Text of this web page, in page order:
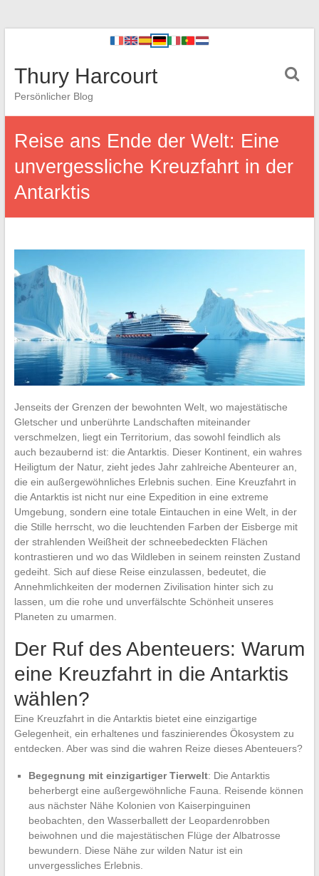
Thury Harcourt
Persönlicher Blog
Reise ans Ende der Welt: Eine
unvergessliche Kreuzfahrt in der
Antarktis
Jenseits der Grenzen der bewohnten Welt, wo majestätische
Gletscher und unberührte Landschaften miteinander
verschmelzen, liegt ein Territorium, das sowohl feindlich als
auch bezaubernd ist: die Antarktis. Dieser Kontinent, ein wahres
Heiligtum der Natur, zieht jedes Jahr zahlreiche Abenteurer an,
die ein außergewöhnliches Erlebnis suchen. Eine Kreuzfahrt in
die Antarktis ist nicht nur eine Expedition in eine extreme
Umgebung, sondern eine totale Eintauchen in eine Welt, in der
die Stille herrscht, wo die leuchtenden Farben der Eisberge mit
der strahlenden Weißheit der schneebedeckten Flächen
kontrastieren und wo das Wildleben in seinem reinsten Zustand
gedeiht. Sich auf diese Reise einzulassen, bedeutet, die
Annehmlichkeiten der modernen Zivilisation hinter sich zu
lassen, um die rohe und unverfälschte Schönheit unseres
Planeten zu umarmen.
Der Ruf des Abenteuers: Warum
eine Kreuzfahrt in die Antarktis
wählen?
Eine Kreuzfahrt in die Antarktis bietet eine einzigartige
Gelegenheit, ein erhaltenes und faszinierendes Ökosystem zu
entdecken. Aber was sind die wahren Reize dieses Abenteuers?
Begegnung mit einzigartiger Tierwelt: Die Antarktis
beherbergt eine außergewöhnliche Fauna. Reisende können
aus nächster Nähe Kolonien von Kaiserpinguinen
beobachten, den Wasserballett der Leopardenrobben
beiwohnen und die majestätischen Flüge der Albatrosse
bewundern. Diese Nähe zur wilden Natur ist ein
unvergessliches Erlebnis.